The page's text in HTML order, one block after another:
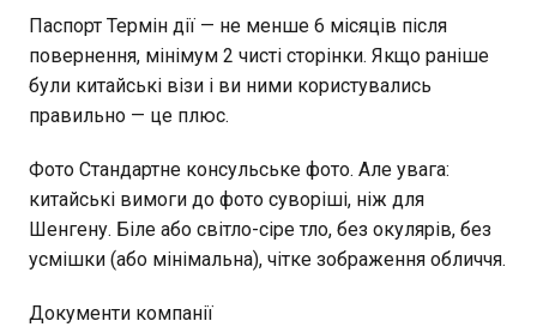
Паспорт Термін дії — не менше 6 місяців після
повернення, мінімум 2 чисті сторінки. Якщо раніше
були китайські візи і ви ними користувались
правильно — це плюс.
Фото Стандартне консульське фото. Але увага:
китайські вимоги до фото суворіші, ніж для
Шенгену. Біле або світло-сіре тло, без окулярів, без
усмішки (або мінімальна), чітке зображення обличчя.
Документи компанії